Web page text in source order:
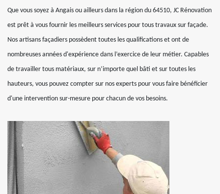
Que vous soyez à Angais ou ailleurs dans la région du 64510, JC Rénovation
est prêt à vous fournir les meilleurs services pour tous travaux sur façade.
Nos artisans façadiers possèdent toutes les qualifications et ont de
nombreuses années d'expérience dans l’exercice de leur métier. Capables
de travailler tous matériaux, sur n’importe quel bâti et sur toutes les
hauteurs, vous pouvez compter sur nos experts pour vous faire bénéficier
d'une intervention sur-mesure pour chacun de vos besoins.